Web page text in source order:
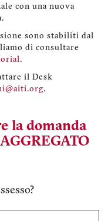
con una nuova
sono stabiliti dal
di consultare
.
il Desk
.
la domanda